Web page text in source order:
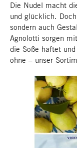
Die Nudel macht
und glücklich.
sondern auch
Agnolotti sorgen
die Soße haftet
ohne – unser